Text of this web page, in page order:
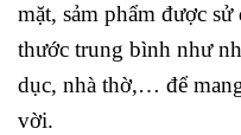
mặt, sảm phẩm được
thước trung bình như
dục, nhà thờ,… để
vời.